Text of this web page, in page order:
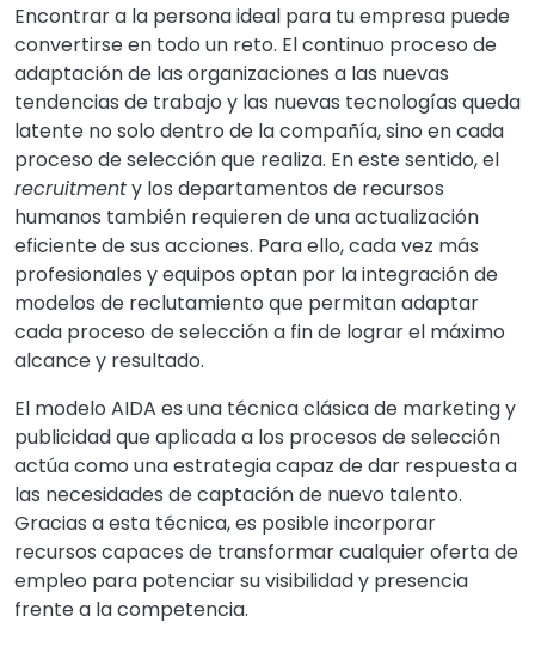
Encontrar a la persona ideal para tu empresa puede
convertirse en todo un reto. El continuo proceso de
adaptación de las organizaciones a las nuevas
tendencias de trabajo y las nuevas tecnologías queda
latente no solo dentro de la compañía, sino en cada
proceso de selección que realiza. En este sentido, el
recruitmenty los departamentos de recursos
humanos también requieren de una actualización
eficiente de sus acciones. Para ello, cada vez más
profesionales y equipos optan por la integración de
modelos de reclutamiento que permitan adaptar
cada proceso de selección a fin de lograr el máximo
alcance y resultado.
El modelo AIDA es una técnica clásica de marketing y
publicidad que aplicada a los procesos de selección
actúa como una estrategia capaz de dar respuesta a
las necesidades de captación de nuevo talento.
Gracias a esta técnica, es posible incorporar
recursos capaces de transformar cualquier oferta de
empleo para potenciar su visibilidad y presencia
frente a la competencia.